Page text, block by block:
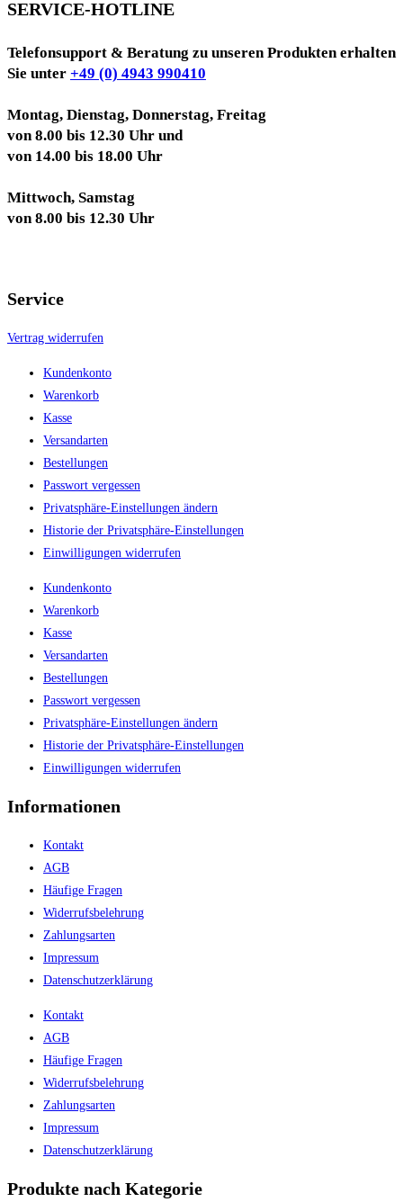
SERVICE-HOTLINE
Telefonsupport & Beratung zu unseren Produkten erhalten
Sie unter +49 (0) 4943 990410
Montag, Dienstag, Donnerstag, Freitag
von 8.00 bis 12.30 Uhr und
von 14.00 bis 18.00 Uhr
Mittwoch, Samstag
von 8.00 bis 12.30 Uhr
Service
Vertrag widerrufen
Kundenkonto
Warenkorb
Kasse
Versandarten
Bestellungen
Passwort vergessen
Privatsphäre-Einstellungen ändern
Historie der Privatsphäre-Einstellungen
Einwilligungen widerrufen
Kundenkonto
Warenkorb
Kasse
Versandarten
Bestellungen
Passwort vergessen
Privatsphäre-Einstellungen ändern
Historie der Privatsphäre-Einstellungen
Einwilligungen widerrufen
Informationen
Kontakt
AGB
Häufige Fragen
Widerrufsbelehrung
Zahlungsarten
Impressum
Datenschutzerklärung
Kontakt
AGB
Häufige Fragen
Widerrufsbelehrung
Zahlungsarten
Impressum
Datenschutzerklärung
Produkte nach Kategorie